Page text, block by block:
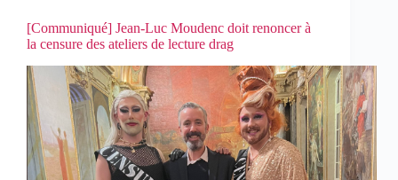
[Communiqué] Jean-Luc Moudenc doit renoncer à
la censure des ateliers de lecture drag